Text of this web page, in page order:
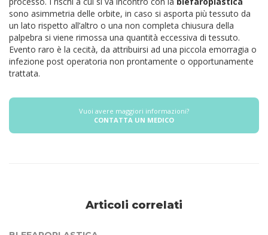
sono asimmetria delle orbite, in caso si asporta più tessuto da
un lato rispetto all’altro o una non completa chiusura della
palpebra si viene rimossa una quantità eccessiva di tessuto.
Evento raro è la cecità, da attribuirsi ad una piccola emorragia o
infezione post operatoria non prontamente o opportunamente
trattata.
Vuoi avere maggiori informazioni?
CONTATTA UN MEDICO
Articoli correlati